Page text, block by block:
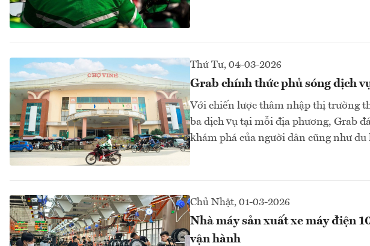
Thứ Tư, 04-03-2026
Grab chính thức phủ sóng dịch
Với chiến lược thâm nhập thị trường
ba dịch vụ tại mỗi địa phương, Grab
khám phá của người dân cũng như du
Chủ Nhật, 01-03-2026
Nhà máy sản xuất xe máy điện
vận hành